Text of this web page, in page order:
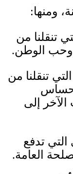
ومنها:
تنقلنا من
وحب الوطن.
تنقلنا من
إلى
تدفع
العامة.